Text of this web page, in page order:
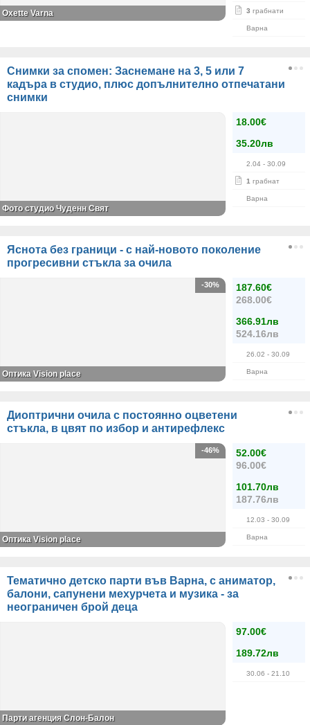
3 грабнати
Варна
Oxette Varna
Снимки за спомен: Заснемане на 3, 5 или 7
кадъра в студио, плюс допълнително отпечатани
снимки
18.00€
35.20лв
2.04 - 30.09
1 грабнат
Варна
Фото студио Чуденн Свят
Яснота без граници - с най-новото поколение
прогресивни стъкла за очила
187.60€
268.00€
366.91лв
524.16лв
26.02 - 30.09
Варна
-30%
Оптика Vision place
Диоптрични очила с постоянно оцветени
стъкла, в цвят по избор и антирефлекс
52.00€
96.00€
101.70лв
187.76лв
12.03 - 30.09
Варна
-46%
Оптика Vision place
Тематично детско парти във Варна, с аниматор,
балони, сапунени мехурчета и музика - за
неограничен брой деца
97.00€
189.72лв
30.06 - 21.10
Парти агенция Слон-Балон